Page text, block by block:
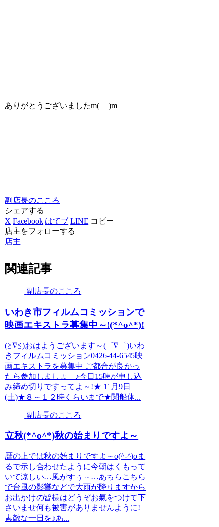
ありがとうございましたm(_ _)m
副店長のこころ
シェアする
X Facebook はてブ LINE コピー
店主をフォローする
店主
関連記事
副店長のこころ
いわき市フィルムコミッションで
映画エキストラ募集中～!(*^o^*)!
(≧∇≦)おはようございます～(゜∇゜)いわ
きフィルムコミッション0426-44-6545映
画エキストラを募集中 ご都合が良かっ
たら参加しましょー♪今日15時が申し込
み締め切りですってよ～!★ 11月9日
(土)★８～１２時くらいまで★関船体...
副店長のこころ
立秋(*^o^*)秋の始まりですよ～
暦の上では秋の始まりですよ～o(^-^)oま
るで示し合わせたように今朝はくもって
いて涼しい…風がすぅ～…あちらこちら
で台風の影響などで大雨が降りますから
お出かけの皆様はどうぞお氣をつけて下
さいませ何も被害がありませんように!
素敵な一日を♪あ...